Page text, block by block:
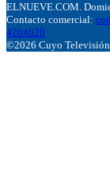
ELNUEVE.COM.
Contacto comercial:
4204020
©2026 Cuyo Televisión